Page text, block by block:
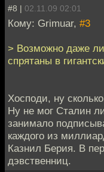
#8 | 02.11.09 02:01
Кому: Grimuar, #3
> Возможно даже
спрятаны в
Хосподи, ну
Ну не мог Сталин
занимало
каждого из
Казнил Берия. В
дэвственниц.